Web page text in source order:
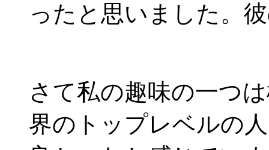
ったと思いました。
さて私の趣味の一つ
界のトップレベルの